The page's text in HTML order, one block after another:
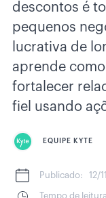
descontos é
pequenos
lucrativa de
aprende
fortalecer
fiel usando
EQUIPE KYTE
Publicado: 12/
Tempo de